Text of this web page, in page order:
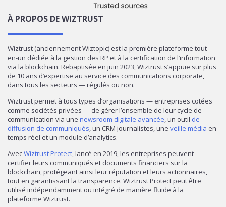
À PROPOS DE WIZTRUST
Wiztrust (anciennement Wiztopic) est la première plateforme tout-
en-un dédiée à la gestion des RP et à la certification de l’information
via la blockchain. Rebaptisée en juin 2023, Wiztrust s’appuie sur plus
de 10 ans d’expertise au service des communications corporate,
dans tous les secteurs — régulés ou non.
Wiztrust permet à tous types d’organisations — entreprises cotées
comme sociétés privées — de gérer l’ensemble de leur cycle de
communication via une newsroom digitale avancée, un outil de
diffusion de communiqués, un CRM journalistes, une veille média en
temps réel et un module d’analytics.
AvecWiztrust Protect, lancé en 2019, les entreprises peuvent
certifier leurs communiqués et documents financiers sur la
blockchain, protégeant ainsi leur réputation et leurs actionnaires,
tout en garantissant la transparence. Wiztrust Protect peut être
utilisé indépendamment ou intégré de manière fluide à la
plateforme Wiztrust.